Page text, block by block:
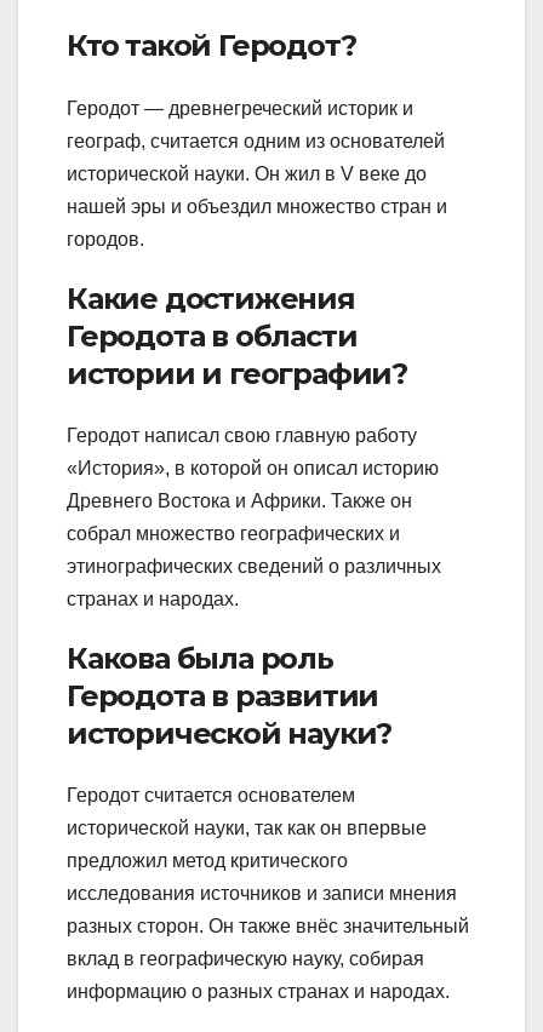
Кто такой Геродот?
Геродот — древнегреческий историк и
географ, считается одним из основателей
исторической науки. Он жил в V веке до
нашей эры и объездил множество стран и
городов.
Какие достижения
Геродота в области
истории и географии?
Геродот написал свою главную работу
«История», в которой он описал историю
Древнего Востока и Африки. Также он
собрал множество географических и
этинографических сведений о различных
странах и народах.
Какова была роль
Геродота в развитии
исторической науки?
Геродот считается основателем
исторической науки, так как он впервые
предложил метод критического
исследования источников и записи мнения
разных сторон. Он также внёс значительный
вклад в географическую науку, собирая
информацию о разных странах и народах.